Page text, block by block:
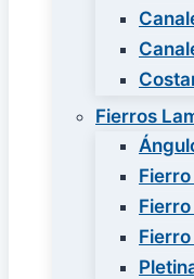
Fierros